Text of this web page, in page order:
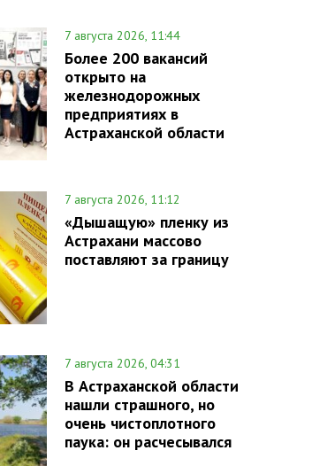
7 августа 2026, 11:44
Более 200 вакансий
открыто на
железнодорожных
предприятиях в
Астраханской области
7 августа 2026, 11:12
«Дышащую» пленку из
Астрахани массово
поставляют за границу
7 августа 2026, 04:31
В Астраханской области
нашли страшного, но
очень чистоплотного
паука: он расчесывался